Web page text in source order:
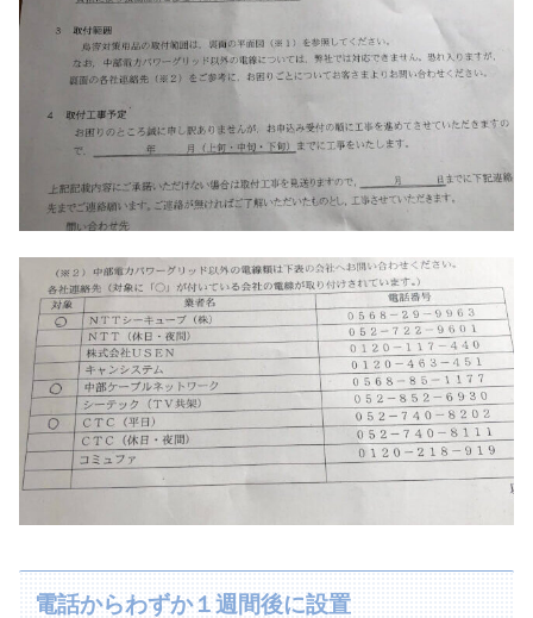
電話からわずか１週間後に設置